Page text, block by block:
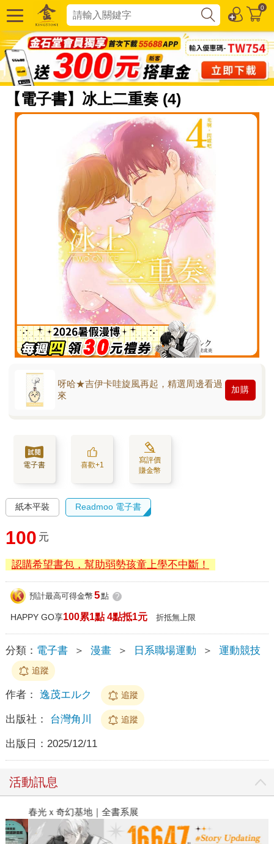
0
【電子書】冰上二重奏 (4)
呀哈★吉伊卡哇旋風再起，精選周邊看過
來
加購
電子書 喜歡+1
寫評價
賺金幣
紙本平裝 Readmoo 電子書
100 元
認購希望書包，幫助弱勢孩童上學不中斷！
預計最高可得金幣 5點 ?
HAPPY GO享100累1點 4點抵1元 折抵無上限
分類： 電子書 ＞ 漫畫 ＞ 日系職場運動 ＞ 運動競技
追蹤
作者： 逸茂エルク 追蹤
出版社： 台灣角川 追蹤
出版日： 2025/12/11
活動訊息
春光ｘ奇幻基地｜全書系展